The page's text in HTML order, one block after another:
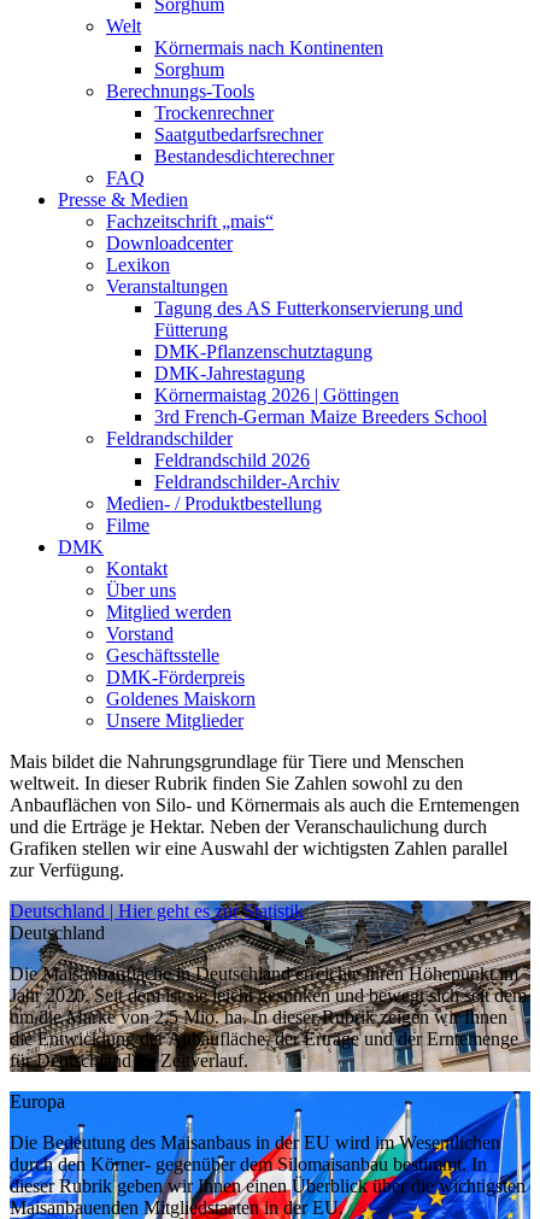
Welt
Körnermais nach Kontinenten
Sorghum
Berechnungs-Tools
Trockenrechner
Saatgutbedarfsrechner
Bestandesdichterechner
FAQ
Presse & Medien
Fachzeitschrift „mais“
Downloadcenter
Lexikon
Veranstaltungen
Tagung des AS Futterkonservierung und
Fütterung
DMK-Pflanzenschutztagung
DMK-Jahrestagung
Körnermaistag 2026 | Göttingen
3rd French-German Maize Breeders School
Feldrandschilder
Feldrandschild 2026
Feldrandschilder-Archiv
Medien- / Produktbestellung
Filme
DMK
Kontakt
Über uns
Mitglied werden
Vorstand
Geschäftsstelle
DMK-Förderpreis
Goldenes Maiskorn
Unsere Mitglieder
Mais bildet die Nahrungsgrundlage für Tiere und Menschen
weltweit. In dieser Rubrik finden Sie Zahlen sowohl zu den
Anbauflächen von Silo- und Körnermais als auch die Erntemengen
und die Erträge je Hektar. Neben der Veranschaulichung durch
Grafiken stellen wir eine Auswahl der wichtigsten Zahlen parallel
zur Verfügung.
Deutschland | Hier geht es zur Statistik
Deutschland
Die Maisanbaufläche in Deutschland erreichte ihren Höhepunkt im
Jahr 2020. Seit dem ist sie leicht gesunken und bewegt sich seit dem
um die Marke von 2,5 Mio. ha. In dieser Rubrik zeigen wir Ihnen
die Entwicklung der Anbaufläche, der Erträge und der Erntemenge
für Deutschland im Zeitverlauf.
Europa
Die Bedeutung des Maisanbaus in der EU wird im Wesentlichen
durch den Körner- gegenüber dem Silomaisanbau bestimmt. In
dieser Rubrik geben wir Ihnen einen Überblick über die wichtigsten
Maisanbauenden Mitgliedstaaten in der EU.